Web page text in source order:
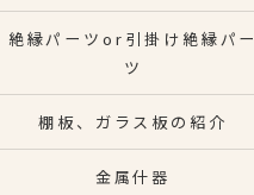
絶縁パーツor引掛け絶縁パー
ツ
棚板、ガラス板の紹介
金属什器